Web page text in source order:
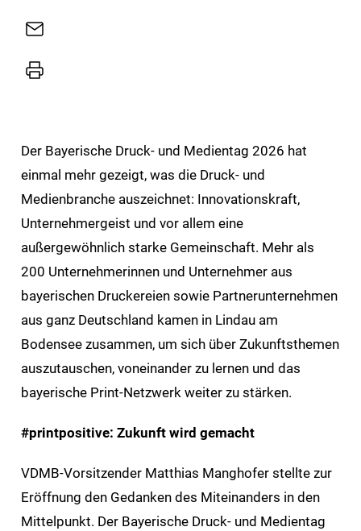
E-
Drucker
Der Bayerische Druck- und Medientag 2026 hat
einmal mehr gezeigt, was die Druck- und
Medienbranche auszeichnet: Innovationskraft,
Unternehmergeist und vor allem eine
außergewöhnlich starke Gemeinschaft. Mehr als
200 Unternehmerinnen und Unternehmer aus
bayerischen Druckereien sowie Partnerunternehmen
aus ganz Deutschland kamen in Lindau am
Bodensee zusammen, um sich über Zukunftsthemen
auszutauschen, voneinander zu lernen und das
bayerische Print-Netzwerk weiter zu stärken.
#printpositive: Zukunft wird gemacht
VDMB-Vorsitzender Matthias Manghofer stellte zur
Eröffnung den Gedanken des Miteinanders in den
Mittelpunkt. Der Bayerische Druck- und Medientag